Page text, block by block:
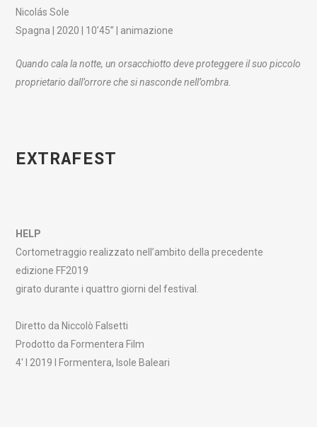
Nicolás Sole
Spagna | 2020 | 10’45” | animazione
Quando cala la notte, un orsacchiotto deve proteggere il suo piccolo
proprietario dall’orrore che si nasconde nell’ombra.
EXTRAFEST
HELP
Cortometraggio realizzato nell’ambito della precedente
edizione FF2019
girato durante i quattro giorni del festival.
Diretto da Niccolò Falsetti
Prodotto da Formentera Film
4′ I 2019 I Formentera, Isole Baleari